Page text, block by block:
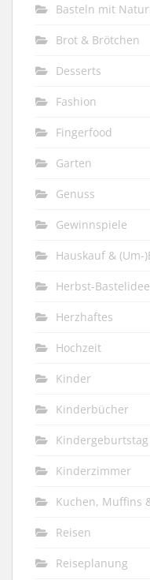
Basteln mit
Brot & Brötchen
Desserts
Fashion
Fingerfood
Garten
Genuss
Gewinnspiele
Hauskauf & (Um-
Herbst-
Herzhaftes
Hochzeit
Kinder
Kinderbücher
Kindergeburtstag
Kinderzimmer
Kuchen, Muffins
Reisen
Reiseplanung